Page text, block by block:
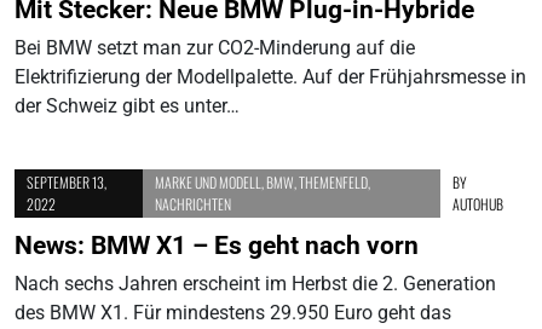
Mit Stecker: Neue BMW Plug-in-Hybride
Bei BMW setzt man zur CO2-Minderung auf die
Elektrifizierung der Modellpalette. Auf der Frühjahrsmesse in
der Schweiz gibt es unter…
SEPTEMBER 13,
2022
MARKE UND MODELL BMW THEMENFELD,
NACHRICHTEN
BY
AUTOHUB
News: BMW X1 – Es geht nach vorn
Nach sechs Jahren erscheint im Herbst die 2. Generation
des BMW X1. Für mindestens 29.950 Euro geht das